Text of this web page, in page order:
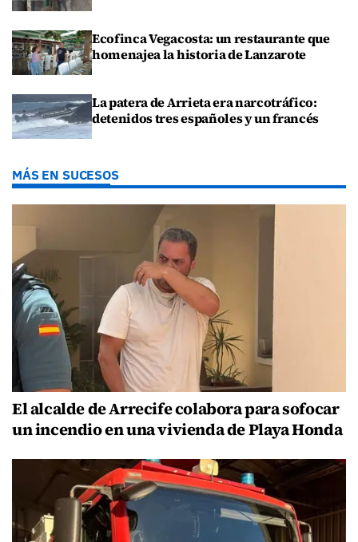
Ecofinca Vegacosta: un restaurante que
homenajea la historia de Lanzarote
La patera de Arrieta era narcotráfico:
detenidos tres españoles y un francés
MÁS EN SUCESOS
El alcalde de Arrecife colabora para sofocar
un incendio en una vivienda de Playa Honda